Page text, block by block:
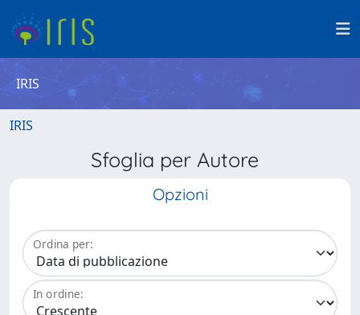
IRIS
IRIS
Sfoglia per Autore
Opzioni
Ordina per:
In ordine: